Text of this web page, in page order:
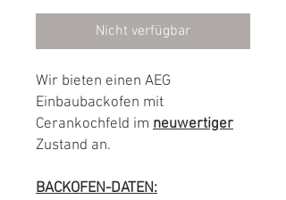
Nicht verfügbar
Wir bieten einen AEG
Einbaubackofen mit
Cerankochfeld im neuwertiger
Zustand an.
BACKOFEN-DATEN: